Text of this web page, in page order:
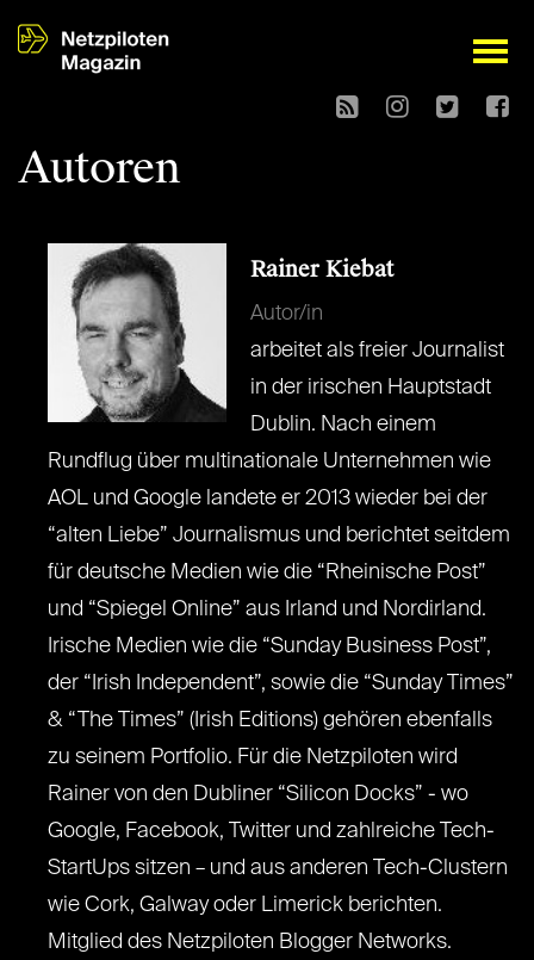
open
Autoren
Rainer Kiebat
Autor/in
arbeitet als freier Journalist
in der irischen Hauptstadt
Dublin. Nach einem
Rundflug über multinationale Unternehmen wie
AOL und Google landete er 2013 wieder bei der
“alten Liebe” Journalismus und berichtet seitdem
für deutsche Medien wie die “Rheinische Post”
und “Spiegel Online” aus Irland und Nordirland.
Irische Medien wie die “Sunday Business Post”,
der “Irish Independent”, sowie die “Sunday Times”
& “The Times” (Irish Editions) gehören ebenfalls
zu seinem Portfolio. Für die Netzpiloten wird
Rainer von den Dubliner “Silicon Docks” - wo
Google, Facebook, Twitter und zahlreiche Tech-
StartUps sitzen – und aus anderen Tech-Clustern
wie Cork, Galway oder Limerick berichten.
Mitglied des Netzpiloten Blogger Networks.